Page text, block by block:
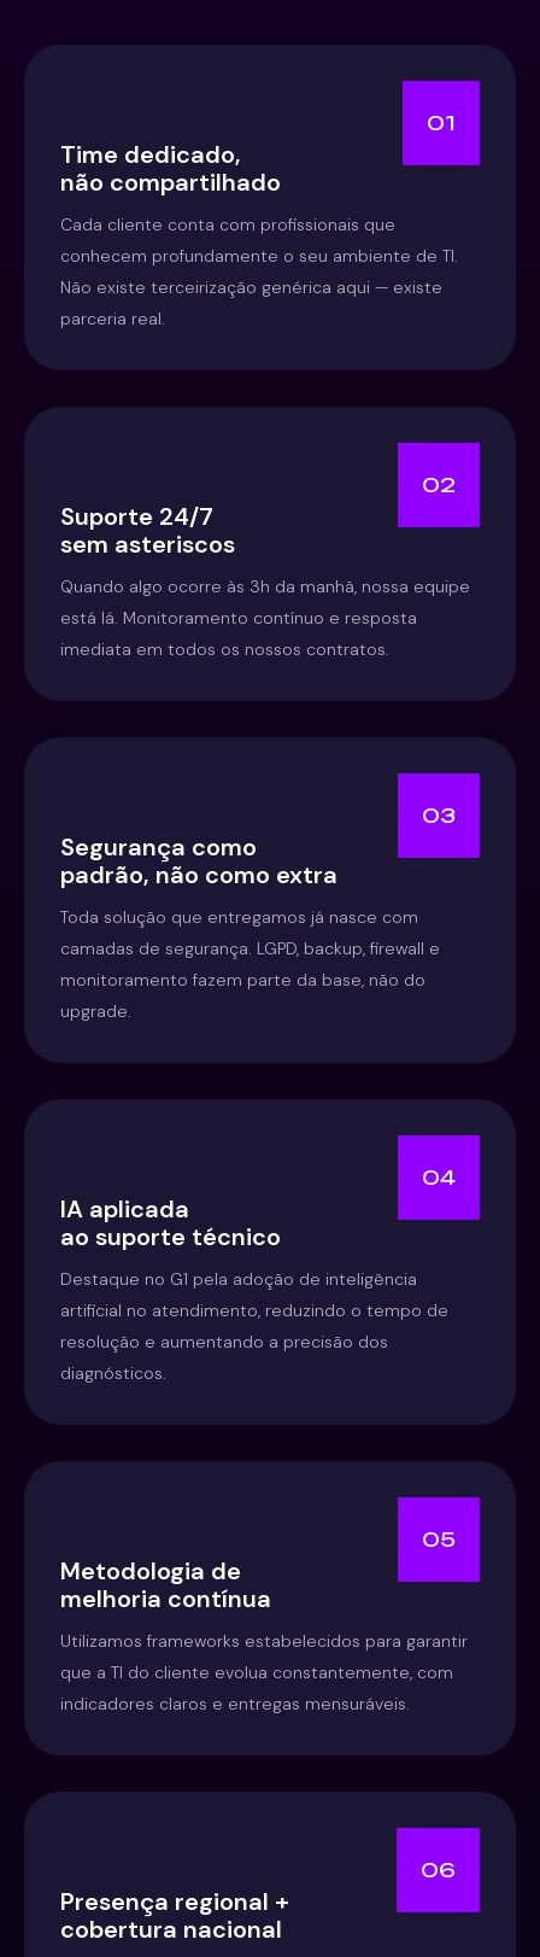
01
Time dedicado,
não compartilhado
Cada cliente conta com profissionais que
conhecem profundamente o seu ambiente de TI.
Não existe terceirização genérica aqui — existe
parceria real.
02
Suporte 24/7
sem asteriscos
Quando algo ocorre às 3h da manhã, nossa equipe
está lá. Monitoramento contínuo e resposta
imediata em todos os nossos contratos.
03
Segurança como
padrão, não como extra
Toda solução que entregamos já nasce com
camadas de segurança. LGPD, backup, firewall e
monitoramento fazem parte da base, não do
upgrade.
04
IA aplicada
ao suporte técnico
Destaque no G1 pela adoção de inteligência
artificial no atendimento, reduzindo o tempo de
resolução e aumentando a precisão dos
diagnósticos.
05
Metodologia de
melhoria contínua
Utilizamos frameworks estabelecidos para garantir
que a TI do cliente evolua constantemente, com
indicadores claros e entregas mensuráveis.
06
Presença regional +
cobertura nacional